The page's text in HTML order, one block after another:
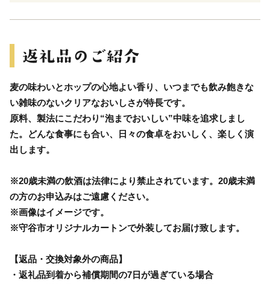
麦の味わいとホップの心地よい香り、いつまでも飲み飽きな
い雑味のないクリアなおいしさが特長です。
原料、製法にこだわり“泡までおいしい”中味を追求しまし
た。どんな食事にも合い、日々の食卓をおいしく、楽しく演
出します。
※20歳未満の飲酒は法律により禁止されています。20歳未満
の方のお申込みはご遠慮ください。
※画像はイメージです。
※守谷市オリジナルカートンで外装してお届け致します。
【返品・交換対象外の商品】
・返礼品到着から補償期間の7日が過ぎている場合